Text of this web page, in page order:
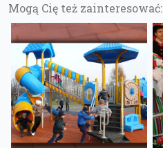
Mogą Cię też zainteresować: